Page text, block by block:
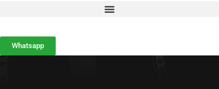
Whatsapp